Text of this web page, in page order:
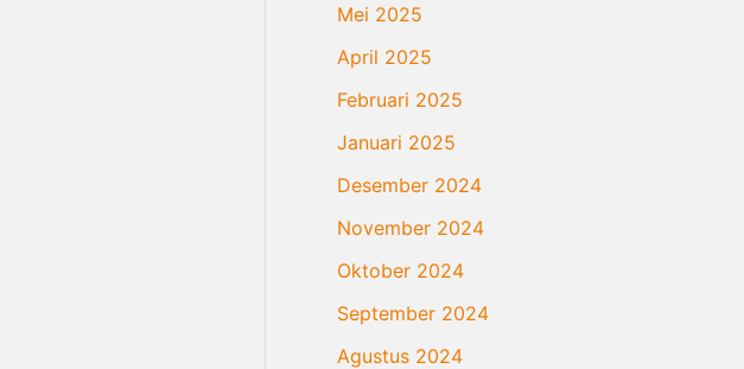
Mei 2025
April 2025
Februari 2025
Januari 2025
Desember 2024
November 2024
Oktober 2024
September 2024
Agustus 2024